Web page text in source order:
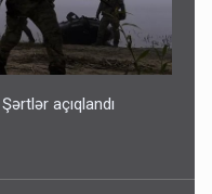
açıqlandı